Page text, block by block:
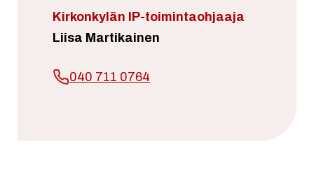
Kirkonkylän IP-toimintaohjaaja
Liisa Martikainen
040 711 0764